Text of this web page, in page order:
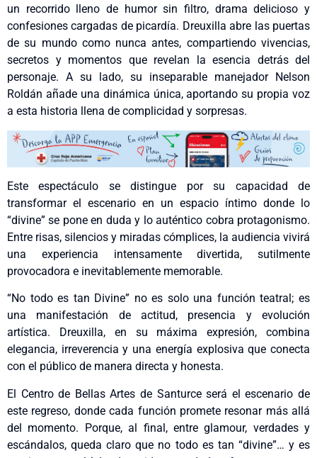
un recorrido lleno de humor sin filtro, drama delicioso y
confesiones cargadas de picardía. Dreuxilla abre las puertas
de su mundo como nunca antes, compartiendo vivencias,
secretos y momentos que revelan la esencia detrás del
personaje. A su lado, su inseparable manejador Nelson
Roldán añade una dinámica única, aportando su propia voz
a esta historia llena de complicidad y sorpresas.
Este espectáculo se distingue por su capacidad de
transformar el escenario en un espacio íntimo donde lo
“divine” se pone en duda y lo auténtico cobra protagonismo.
Entre risas, silencios y miradas cómplices, la audiencia vivirá
una experiencia intensamente divertida, sutilmente
provocadora e inevitablemente memorable.
“No todo es tan Divine” no es solo una función teatral; es
una manifestación de actitud, presencia y evolución
artística. Dreuxilla, en su máxima expresión, combina
elegancia, irreverencia y una energía explosiva que conecta
con el público de manera directa y honesta.
El Centro de Bellas Artes de Santurce será el escenario de
este regreso, donde cada función promete resonar más allá
del momento. Porque, al final, entre glamour, verdades y
escándalos, queda claro que no todo es tan “divine”… y es